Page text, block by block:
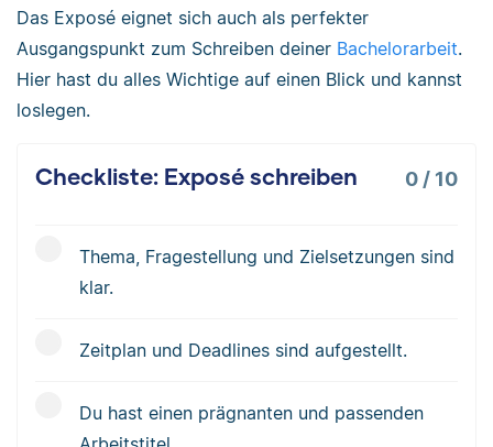
Das Exposé eignet sich auch als perfekter
Ausgangspunkt zum Schreiben deiner Bachelorarbeit.
Hier hast du alles Wichtige auf einen Blick und kannst
loslegen.
Checkliste: Exposé schreiben 0 / 10
Thema, Fragestellung und Zielsetzungen sind
klar.
Zeitplan und Deadlines sind aufgestellt.
Du hast einen prägnanten und passenden